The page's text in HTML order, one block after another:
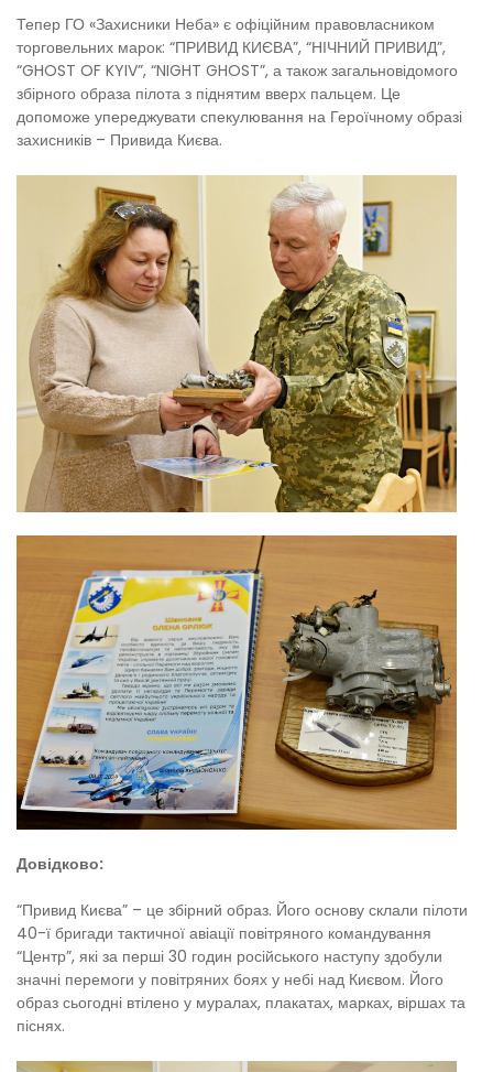
Тепер ГО «Захисники Неба» є офіційним правовласником
торговельних марок: “ПРИВИД КИЄВА”, “НІЧНИЙ ПРИВИД”,
“GHOST OF KYIV”, “NIGHT GHOST”, а також загальновідомого
збірного образа пілота з піднятим вверх пальцем. Це
допоможе упереджувати спекулювання на Героїчному образі
захисників – Привида Києва.
Довідково:
“Привид Києва” – це збірний образ. Його основу склали пілоти
40-ї бригади тактичної авіації повітряного командування
“Центр”, які за перші 30 годин російського наступу здобули
значні перемоги у повітряних боях у небі над Києвом. Його
образ сьогодні втілено у муралах, плакатах, марках, віршах та
піснях.